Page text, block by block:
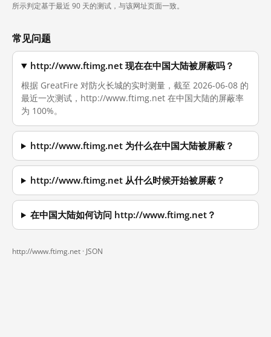
所示判定基于最近 90 天的测试，与该网址页面一致。
常见问题
http://www.ftimg.net 现在在中国大陆被屏蔽吗？
根据 GreatFire 对防火长城的实时测量，截至 2026-06-08 的
最近一次测试，http://www.ftimg.net 在中国大陆的屏蔽率
为 100%。
http://www.ftimg.net 为什么在中国大陆被屏蔽？
http://www.ftimg.net 从什么时候开始被屏蔽？
在中国大陆如何访问 http://www.ftimg.net？
http://www.ftimg.net · JSON